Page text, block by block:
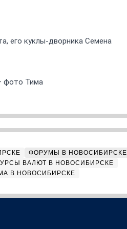
его куклы-дворника Семена
фото Тима
ФОРУМЫ В НОВОСИБИРСКЕ
ВАЛЮТ В НОВОСИБИРСКЕ
В НОВОСИБИРСКЕ